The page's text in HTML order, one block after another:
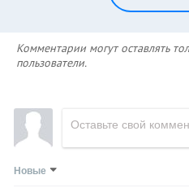
Комментарии могут оставлять
пользователи.
Новые